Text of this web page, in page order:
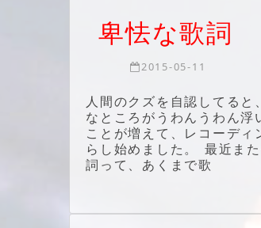
卑怯な歌詞
2015-05-11
人間のクズを自認してる
なところがうわんうわん
ことが増えて、レコーデ
らし始めました。 最近ま
詞って、あくまで歌